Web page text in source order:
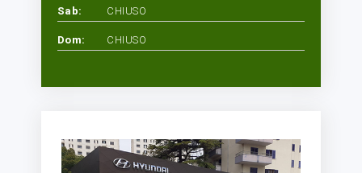
Sab: CHIUSO
Dom: CHIUSO